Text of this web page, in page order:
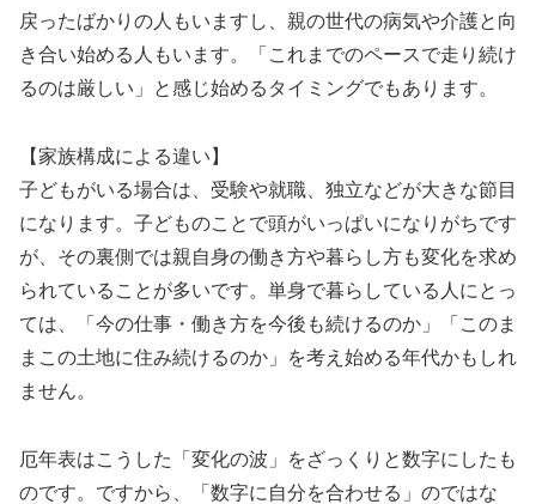
戻ったばかりの人もいますし、親の世代の病気や介護と向
き合い始める人もいます。「これまでのペースで走り続け
るのは厳しい」と感じ始めるタイミングでもあります。
【家族構成による違い】
子どもがいる場合は、受験や就職、独立などが大きな節目
になります。子どものことで頭がいっぱいになりがちです
が、その裏側では親自身の働き方や暮らし方も変化を求め
られていることが多いです。単身で暮らしている人にとっ
ては、「今の仕事・働き方を今後も続けるのか」「このま
まこの土地に住み続けるのか」を考え始める年代かもしれ
ません。
厄年表はこうした「変化の波」をざっくりと数字にしたも
のです。ですから、「数字に自分を合わせる」のではな